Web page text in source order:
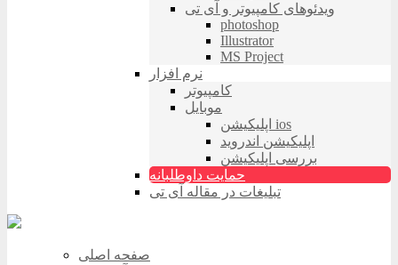
ویدئوهای کامپیوتر و آی تی
photoshop
Illustrator
MS Project
نرم افزار
کامپیوتر
موبایل
اپلیکیشن ios
اپلیکیشن اندروید
بررسی اپلیکیشن
حمایت داوطلبانه
تبلیغات در مقاله آی تی
صفحه اصلی